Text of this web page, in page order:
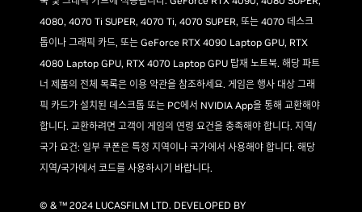
4080, 4070 Ti SUPER, 4070 Ti, 4070 SUPER, 또는 4070 데스크
톱이나 그래픽 카드, 또는 GeForce RTX 4090 Laptop GPU, RTX
4080 Laptop GPU, RTX 4070 Laptop GPU 탑재 노트북. 해당 파트
너 제품의 전체 목록은 이용 약관을 참조하세요. 게임은 행사 대상 그래
픽 카드가 설치된 데스크톱 또는 PC에서 NVIDIA App을 통해 교환해야
합니다. 교환하려면 고객이 게임의 연령 요건을 충족해야 합니다. 지역/
국가 요건: 일부 쿠폰은 특정 지역이나 국가에서 사용해야 합니다. 해당
지역/국가에서 코드를 사용하시기 바랍니다.
© & ™ 2024 LUCASFILM LTD. DEVELOPED BY